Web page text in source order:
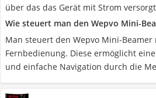
über das das Gerät mit Strom
Wie steuert man den Wepvo Mini-
Man steuert den Wepvo Mini-
Fernbedienung. Diese ermöglicht
und einfache Navigation durch die